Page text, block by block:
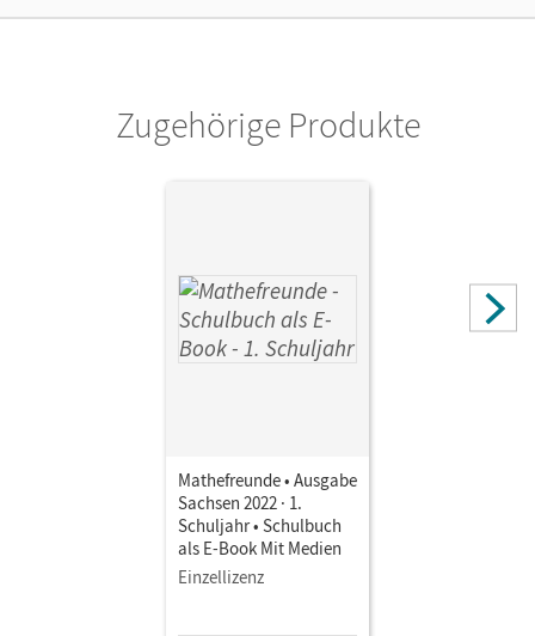
ein Jahr lang ergänzend zum Print-Titel nutzen möchten.
Cornelsen VerlagZugehörige Produkte
Mathefreunde • Ausgabe
Sachsen 2022 · 1.
Schuljahr • Schulbuch
als E-Book Mit Medien
Einzellizenz